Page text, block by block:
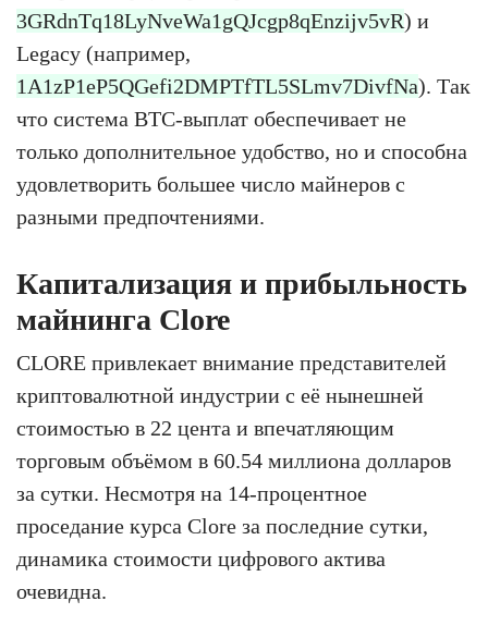
3GRdnTq18LyNveWa1gQJcgp8qEnzijv5vR) и
Legacy (например,
1A1zP1eP5QGefi2DMPTfTL5SLmv7DivfNa). Так
что система BTC-выплат обеспечивает не
только дополнительное удобство, но и способна
удовлетворить большее число майнеров с
разными предпочтениями.
Капитализация и прибыльность
майнинга Clore
CLORE привлекает внимание представителей
криптовалютной индустрии с её нынешней
стоимостью в 22 цента и впечатляющим
торговым объёмом в 60.54 миллиона долларов
за сутки. Несмотря на 14-процентное
проседание курса Clore за последние сутки,
динамика стоимости цифрового актива
очевидна.